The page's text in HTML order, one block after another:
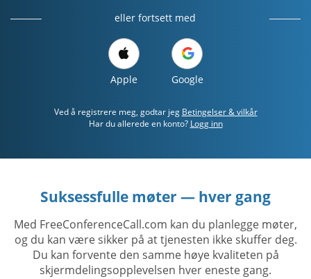
eller fortsett med
Apple Google
Ved å registrere meg, godtar jeg Betingelser & vilkår
Har du allerede en konto? Logg inn
Suksessfulle møter — hver gang
Med FreeConferenceCall.com kan du planlegge møter,
og du kan være sikker på at tjenesten ikke skuffer deg.
Du kan forvente den samme høye kvaliteten på
skjermdelingsopplevelsen hver eneste gang.